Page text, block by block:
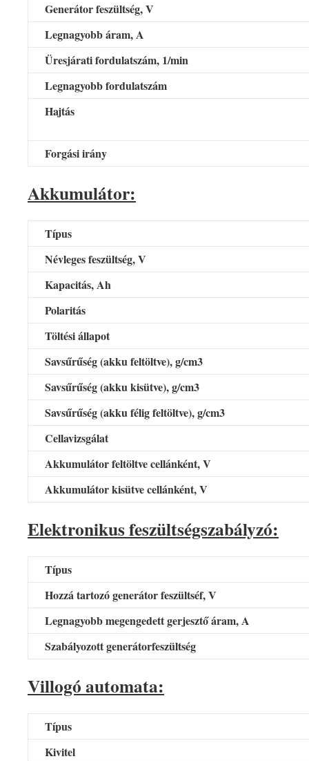
Generátor feszültség, V
Legnagyobb áram, A
Üresjárati fordulatszám, 1/min
Legnagyobb fordulatszám
Hajtás
Forgási irány
Akkumulátor:
Típus
Névleges feszültség, V
Kapacitás, Ah
Polaritás
Töltési állapot
Savsűrűség (akku feltöltve), g/cm3
Savsűrűség (akku kisütve), g/cm3
Savsűrűség (akku félig feltöltve), g/cm3
Cellavizsgálat
Akkumulátor feltöltve cellánként, V
Akkumulátor kisütve cellánként, V
Elektronikus feszültségszabályzó:
Típus
Hozzá tartozó generátor feszültséf, V
Legnagyobb megengedett gerjesztő áram, A
Szabályozott generátorfeszültség
Villogó automata:
Típus
Kivitel